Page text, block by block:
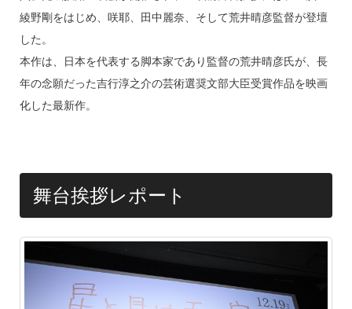
a
s
n
e
o
o
綾野剛をはじめ、咲耶、田中麗奈、そして荒井晴彦監督が登壇
した。
本作は、日本を代表する脚本家であり監督の荒井晴彦氏が、長
年の念願だった吉行淳之介の芸術選奨文部大臣受賞作品を映画
化した最新作。
舞台挨拶レポート